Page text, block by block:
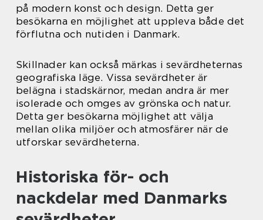
på modern konst och design. Detta ger
besökarna en möjlighet att uppleva både det
förflutna och nutiden i Danmark.
Skillnader kan också märkas i sevärdheternas
geografiska läge. Vissa sevärdheter är
belägna i stadskärnor, medan andra är mer
isolerade och omges av grönska och natur.
Detta ger besökarna möjlighet att välja
mellan olika miljöer och atmosfärer när de
utforskar sevärdheterna.
Historiska för- och
nackdelar med Danmarks